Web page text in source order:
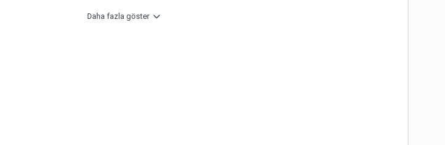
Daha fazla göster